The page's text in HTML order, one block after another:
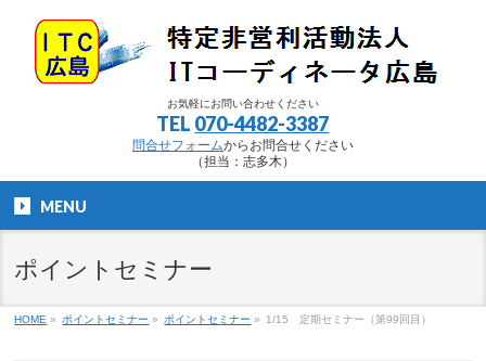
お気軽にお問い合わせください
TEL 070-4482-3387
問合せフォームからお問合せください
（担当：志多木）
MENU
ポイントセミナー
HOME » ポイントセミナー » ポイントセミナー » 1/15 定期セミナー（第99回目）